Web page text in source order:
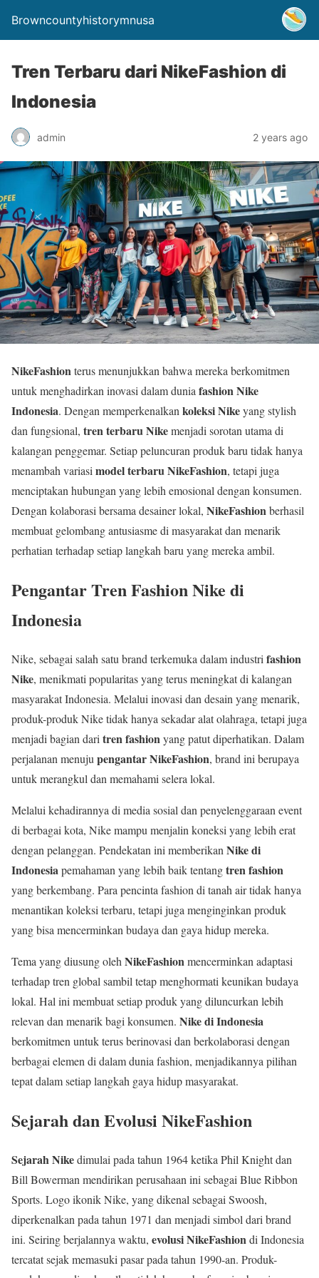
Browncountyhistorymnusa
Tren Terbaru dari NikeFashion di
Indonesia
admin 2 years ago
NikeFashionterus menunjukkan bahwa mereka berkomitmen
untuk menghadirkan inovasi dalam dunia fashion Nike
Indonesia. Dengan memperkenalkan koleksi Nikeyang stylish
dan fungsional, tren terbaru Nikemenjadi sorotan utama di
kalangan penggemar. Setiap peluncuran produk baru tidak hanya
menambah variasi model terbaru NikeFashion, tetapi juga
menciptakan hubungan yang lebih emosional dengan konsumen.
Dengan kolaborasi bersama desainer lokal, NikeFashionberhasil
membuat gelombang antusiasme di masyarakat dan menarik
perhatian terhadap setiap langkah baru yang mereka ambil.
Pengantar Tren Fashion Nike di
Indonesia
Nike, sebagai salah satu brand terkemuka dalam industri fashion
Nike, menikmati popularitas yang terus meningkat di kalangan
masyarakat Indonesia. Melalui inovasi dan desain yang menarik,
produk-produk Nike tidak hanya sekadar alat olahraga, tetapi juga
menjadi bagian dari tren fashionyang patut diperhatikan. Dalam
perjalanan menuju pengantar NikeFashion, brand ini berupaya
untuk merangkul dan memahami selera lokal.
Melalui kehadirannya di media sosial dan penyelenggaraan event
di berbagai kota, Nike mampu menjalin koneksi yang lebih erat
dengan pelanggan. Pendekatan ini memberikan Nike di
Indonesiapemahaman yang lebih baik tentangtren fashion
yang berkembang. Para pencinta fashion di tanah air tidak hanya
menantikan koleksi terbaru, tetapi juga menginginkan produk
yang bisa mencerminkan budaya dan gaya hidup mereka.
Tema yang diusung oleh NikeFashionmencerminkan adaptasi
terhadap tren global sambil tetap menghormati keunikan budaya
lokal. Hal ini membuat setiap produk yang diluncurkan lebih
relevan dan menarik bagi konsumen. Nike di Indonesia
berkomitmen untuk terus berinovasi dan berkolaborasi dengan
berbagai elemen di dalam dunia fashion, menjadikannya pilihan
tepat dalam setiap langkah gaya hidup masyarakat.
Sejarah dan Evolusi NikeFashion
Sejarah Nikedimulai pada tahun 1964 ketika Phil Knight dan
Bill Bowerman mendirikan perusahaan ini sebagai Blue Ribbon
Sports. Logo ikonik Nike, yang dikenal sebagai Swoosh,
diperkenalkan pada tahun 1971 dan menjadi simbol dari brand
ini. Seiring berjalannya waktu, evolusi NikeFashiondi Indonesia
tercatat sejak memasuki pasar pada tahun 1990-an. Produk-